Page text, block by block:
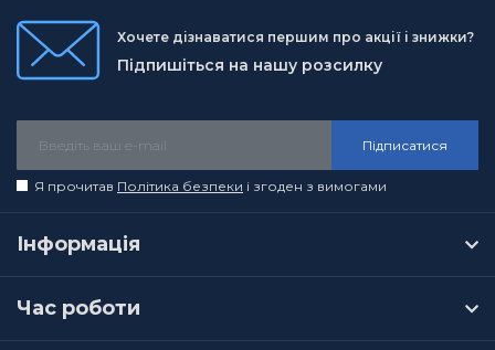
Хочете дізнаватися першим про акції і знижки?
Підпишіться на нашу розсилку
Підписатися
Я прочитав Політика безпеки і згоден з вимогами
Інформація
Час роботи